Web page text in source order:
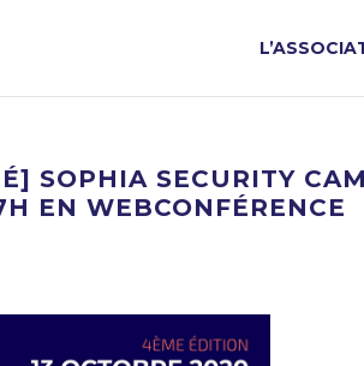
SOPHIA SECURITY
EN WEBCONFÉRENCE